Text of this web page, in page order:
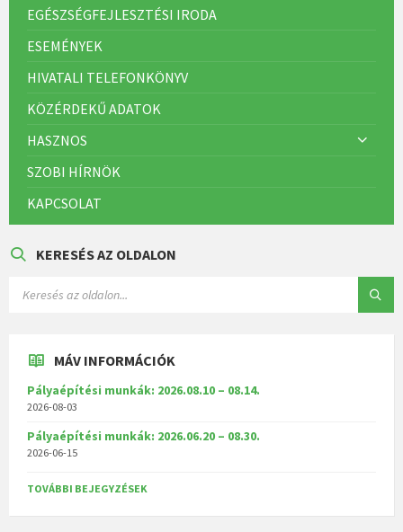
EGÉSZSÉGFEJLESZTÉSI IRODA
ESEMÉNYEK
HIVATALI TELEFONKÖNYV
KÖZÉRDEKŰ ADATOK
HASZNOS
SZOBI HÍRNÖK
KAPCSOLAT
KERESÉS AZ OLDALON
MÁV INFORMÁCIÓK
Pályaépítési munkák: 2026.08.10 – 08.14.
2026-08-03
Pályaépítési munkák: 2026.06.20 – 08.30.
2026-06-15
TOVÁBBI BEJEGYZÉSEK